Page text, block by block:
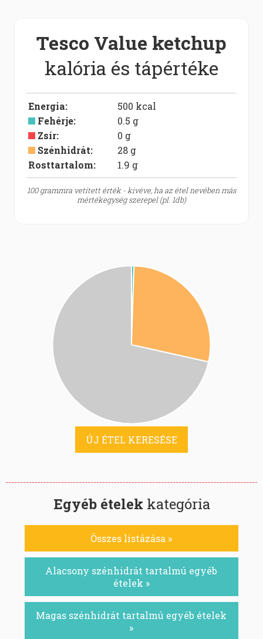
Tesco Value ketchup
kalória és tápértéke
Energia: 500 kcal
Fehérje: 0.5 g
Zsír: 0 g
Szénhidrát: 28 g
Rosttartalom:
1.9 g
100 grammra vetített érték - kivéve, ha az étel nevében más
mértékegység szerepel (pl. 1db)
ÚJ ÉTEL KERESÉSE
Egyéb ételek kategória
Összes listázása »
Alacsony szénhidrát tartalmú egyéb
ételek »
Magas szénhidrát tartalmú egyéb ételek
»